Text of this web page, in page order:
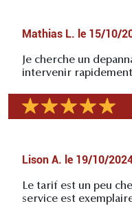
Mathias L. le 15/10/
Je cherche un
intervenir rapidement
Lison A. le 19/10/
Le tarif est un peu
service est